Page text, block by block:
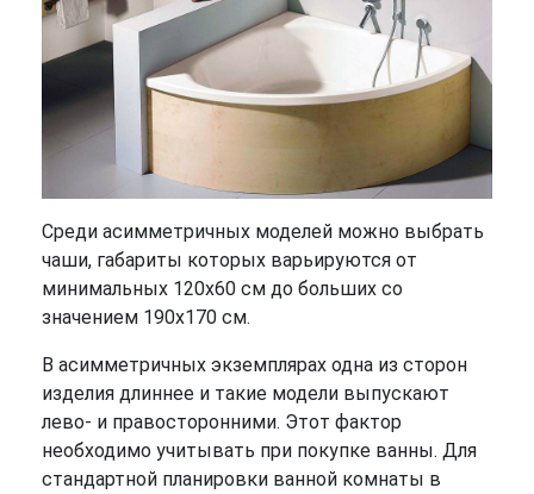
Среди асимметричных моделей можно выбрать
чаши, габариты которых варьируются от
минимальных 120х60 см до больших со
значением 190х170 см.
В асимметричных экземплярах одна из сторон
изделия длиннее и такие модели выпускают
лево- и правосторонними. Этот фактор
необходимо учитывать при покупке ванны. Для
стандартной планировки ванной комнаты в